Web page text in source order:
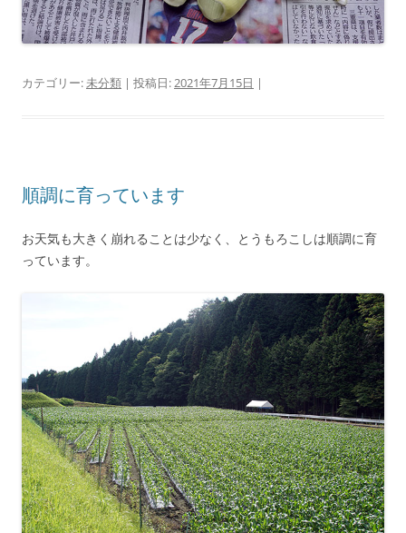
カテゴリー:未分類 | 投稿日:2021年7月15日 |
順調に育っています
お天気も大きく崩れることは少なく、とうもろこしは順調に育
っています。